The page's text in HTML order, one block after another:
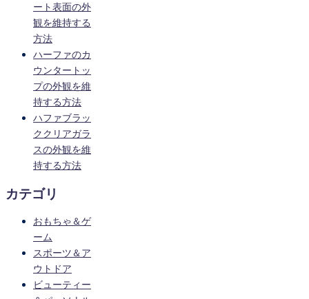
ート表面の外
観を維持する
方法
ハーファのカ
ウンタートッ
プの外観を維
持する方法
ハファブラッ
ククリアガラ
スの外観を維
持する方法
カテゴリ
おもちゃ＆ゲ
ーム
スポーツ＆ア
ウトドア
ビューティー